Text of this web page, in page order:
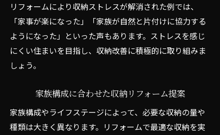
リフォームにより収納ストレスが解消された例では、
「家事が楽になった」「家族が自然と片付けに協力する
ようになった」といった声もあります。ストレスを感じ
にくい住まいを目指し、収納改善に積極的に取り組みま
しょう。
家族構成に合わせた収納リフォーム提案
家族構成やライフステージによって、必要な収納の量や
種類は大きく異なります。リフォームで最適な収納を実